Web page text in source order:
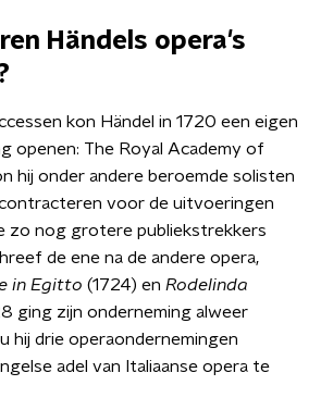
Händels opera's
kon Händel in 1720 een eigen
openen: The Royal Academy of
hij onder andere beroemde solisten
voor de uitvoeringen
zo nog grotere publiekstrekkers
de ene na de andere opera,
in Egitto (1724) en Rodelinda
ging zijn onderneming alweer
hij drie operaondernemingen
adel van Italiaanse opera te